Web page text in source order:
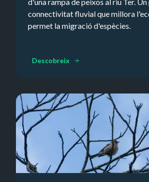
connectivitat fluvial que millora
permet la migració d'espècies. ‍
Descobreix